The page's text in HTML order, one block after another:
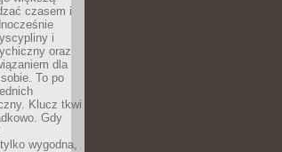
czasem i
i
oraz
dla
To po
Klucz tkwi
Gdy
wygodna,